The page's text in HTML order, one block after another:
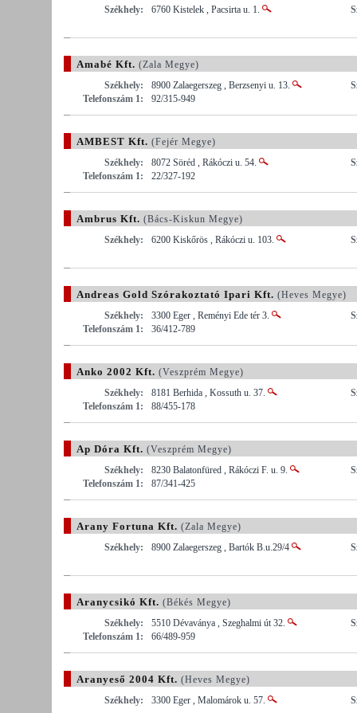
Székhely:
6760 Kistelek , Pacsirta u. 1.
Amabé Kft. (Zala Megye)
Székhely:
8900 Zalaegerszeg , Berzsenyi u. 13.
Telefonszám 1:
92/315-949
AMBEST Kft. (Fejér Megye)
Székhely:
8072 Söréd , Rákóczi u. 54.
Telefonszám 1:
22/327-192
Ambrus Kft. (Bács-Kiskun Megye)
Székhely:
6200 Kiskőrös , Rákóczi u. 103.
Andreas Gold Szórakoztató Ipari Kft. (Heves Megye)
Székhely:
3300 Eger , Reményi Ede tér 3.
Telefonszám 1:
36/412-789
Anko 2002 Kft. (Veszprém Megye)
Székhely:
8181 Berhida , Kossuth u. 37.
Telefonszám 1:
88/455-178
Ap Dóra Kft. (Veszprém Megye)
Székhely:
8230 Balatonfüred , Rákóczi F. u. 9.
Telefonszám 1:
87/341-425
Arany Fortuna Kft. (Zala Megye)
Székhely:
8900 Zalaegerszeg , Bartók B.u.29/4
Aranycsikó Kft. (Békés Megye)
Székhely:
5510 Dévaványa , Szeghalmi út 32.
Telefonszám 1:
66/489-959
Aranyeső 2004 Kft. (Heves Megye)
Székhely:
3300 Eger , Malomárok u. 57.